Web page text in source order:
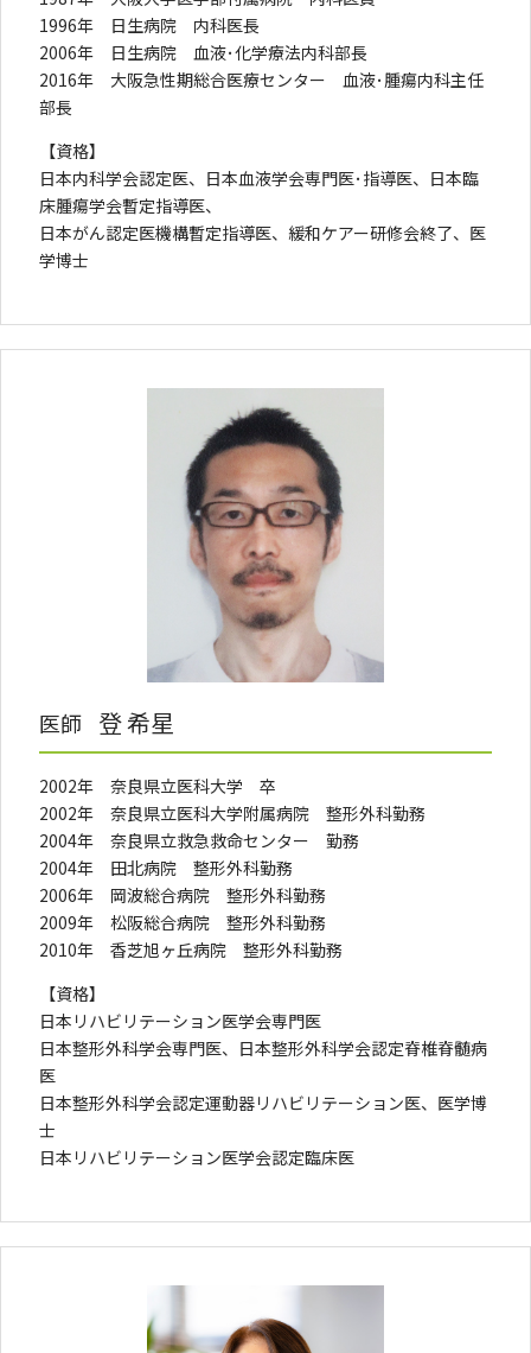
1996年 日生病院 内科医長
2006年 日生病院 血液･化学療法内科部長
2016年 大阪急性期総合医療センター 血液･腫瘍内科主任
部長
【資格】
日本内科学会認定医、日本血液学会専門医･指導医、日本臨
床腫瘍学会暫定指導医、
日本がん認定医機構暫定指導医、緩和ケアー研修会終了、医
学博士
医師 登 希星
2002年 奈良県立医科大学 卒
2002年 奈良県立医科大学附属病院 整形外科勤務
2004年 奈良県立救急救命センター 勤務
2004年 田北病院 整形外科勤務
2006年 岡波総合病院 整形外科勤務
2009年 松阪総合病院 整形外科勤務
2010年 香芝旭ヶ丘病院 整形外科勤務
【資格】
日本リハビリテーション医学会専門医
日本整形外科学会専門医、日本整形外科学会認定脊椎脊髄病
医
日本整形外科学会認定運動器リハビリテーション医、医学博
士
日本リハビリテーション医学会認定臨床医